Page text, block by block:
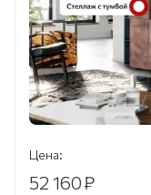
Цена:
52 160₽